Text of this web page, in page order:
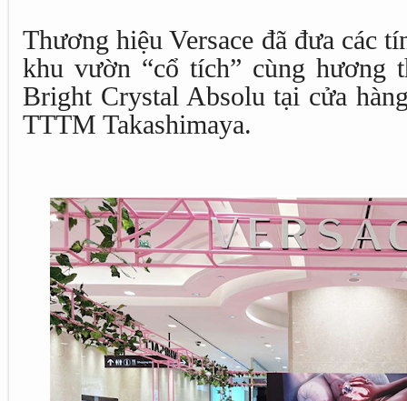
Thương hiệu Versace đã đưa các
khu vườn “cổ tích” cùng hương
Bright Crystal Absolu tại cửa
TTTM Takashimaya.